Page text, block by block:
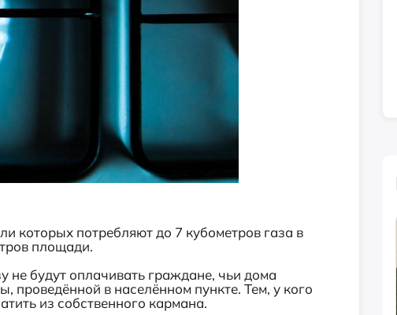
которых потребляют до 7 кубометров газа в
площади.
не будут оплачивать граждане, чьи дома
проведённой в населённом пункте. Тем, у кого
из собственного кармана.